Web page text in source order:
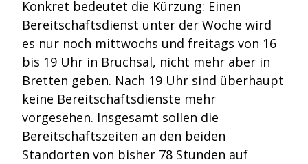
Konkret bedeutet die Kürzung: Einen
Bereitschaftsdienst unter der Woche wird
es nur noch mittwochs und freitags von 16
bis 19 Uhr in Bruchsal, nicht mehr aber in
Bretten geben. Nach 19 Uhr sind überhaupt
keine Bereitschaftsdienste mehr
vorgesehen. Insgesamt sollen die
Bereitschaftszeiten an den beiden
Standorten von bisher 78 Stunden auf